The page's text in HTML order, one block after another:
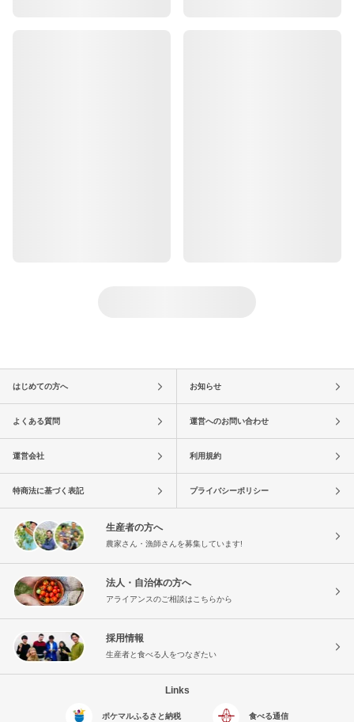
はじめての方へ お知らせ
よくある質問 運営へのお問い合わせ
運営会社 利用規約
特商法に基づく表記 プライバシーポリシー
生産者の方へ
農家さん・漁師さんを募集しています!
法人・自治体の方へ
アライアンスのご相談はこちらから
採用情報
生産者と食べる人をつなぎたい
Links
ポケマルふるさと納税 食べる通信